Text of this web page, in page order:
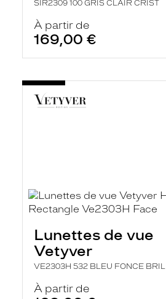
SIR2309 100 GRIS CLAIR CRIST
À partir de
169,00 €
Lunettes de vue
Vetyver
VE2303H 532 BLEU FONCE BRIL
À partir de